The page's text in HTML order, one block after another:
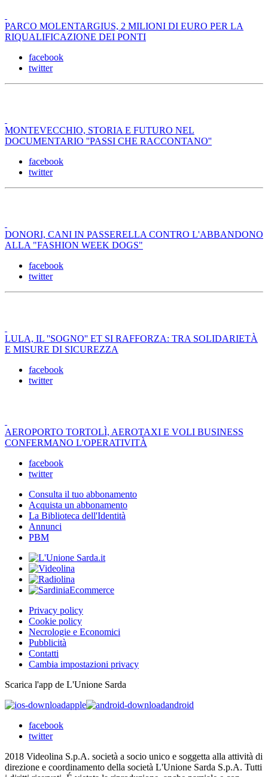
PARCO MOLENTARGIUS, 2 MILIONI DI EURO PER LA
RIQUALIFICAZIONE DEI PONTI
facebook
twitter
MONTEVECCHIO, STORIA E FUTURO NEL
DOCUMENTARIO ''PASSI CHE RACCONTANO''
facebook
twitter
DONORI, CANI IN PASSERELLA CONTRO L'ABBANDONO
ALLA "FASHION WEEK DOGS"
facebook
twitter
LULA, IL ''SOGNO'' ET SI RAFFORZA: TRA SOLIDARIETÀ
E MISURE DI SICUREZZA
facebook
twitter
AEROPORTO TORTOLÌ, AEROTAXI E VOLI BUSINESS
CONFERMANO L'OPERATIVITÀ
facebook
twitter
Consulta il tuo abbonamento
Acquista un abbonamento
La Biblioteca dell'Identità
Annunci
PBM
Privacy policy
Cookie policy
Necrologie e Economici
Pubblicità
Contatti
Cambia impostazioni privacy
Scarica l'app de L'Unione Sarda
apple
android
facebook
twitter
2018 Videolina S.p.A. società a socio unico e soggetta alla attività di
direzione e coordinamento della società L'Unione Sarda S.p.A. Tutti